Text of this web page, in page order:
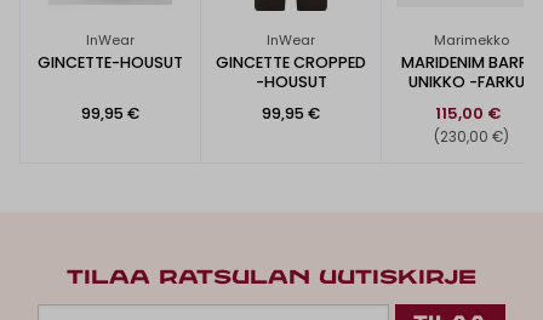
InWear
GINCETTE-HOUSUT
99,95 €
InWear
GINCETTE CROPPED
-HOUSUT
99,95 €
Marimekko
MARIDENIM BARREL
UNIKKO -FARKUT
115,00 €
(230,00 €)
TILAA RATSULAN UUTISKIRJE